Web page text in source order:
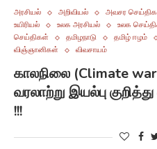
அரசியல் அறிவியல் அவசர
உயிரியல்
உலக அரசியல் உலக
செய்திகள்
தமிழநாடு தமிழ் ஈழம்
விஞ்ஞானிகள்
விவசாயம்
காலநிலை (Climate
வரலாற்று இயல்பு
!!!